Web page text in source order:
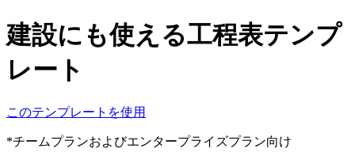
建設にも使える工程表テンプ
レート
このテンプレートを使用
*チームプランおよびエンタープライズプラン向け